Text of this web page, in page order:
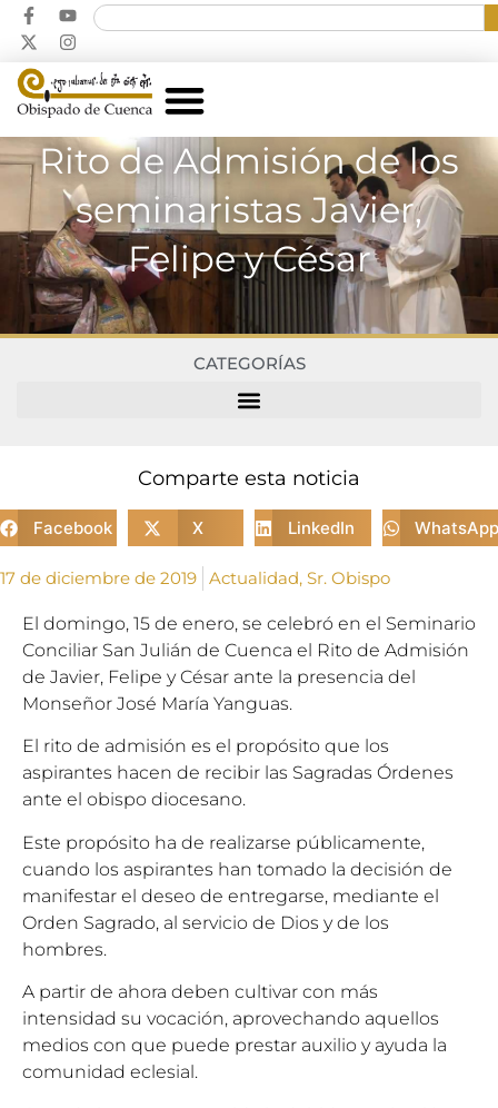
Rito de Admisión de los
seminaristas Javier,
Felipe y César
CATEGORÍAS
Comparte esta noticia
Facebook X LinkedIn WhatsApp
17 de diciembre de 2019 Actualidad, Sr. Obispo
El domingo, 15 de enero, se celebró en el Seminario
Conciliar San Julián de Cuenca el Rito de Admisión
de Javier, Felipe y César ante la presencia del
Monseñor José María Yanguas.
El rito de admisión es el propósito que los
aspirantes hacen de recibir las Sagradas Órdenes
ante el obispo diocesano.
Este propósito ha de realizarse públicamente,
cuando los aspirantes han tomado la decisión de
manifestar el deseo de entregarse, mediante el
Orden Sagrado, al servicio de Dios y de los
hombres.
A partir de ahora deben cultivar con más
intensidad su vocación, aprovechando aquellos
medios con que puede prestar auxilio y ayuda la
comunidad eclesial.